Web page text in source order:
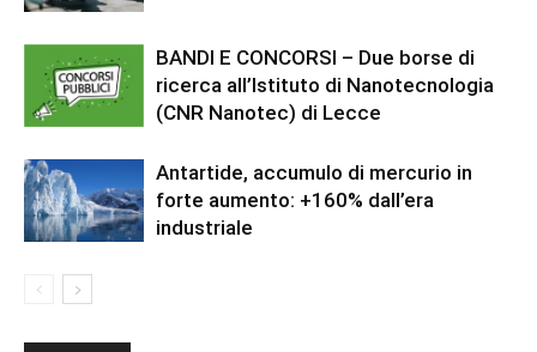
BANDI E CONCORSI – Due borse di
ricerca all’Istituto di Nanotecnologia
(CNR Nanotec) di Lecce
Antartide, accumulo di mercurio in
forte aumento: +160% dall’era
industriale